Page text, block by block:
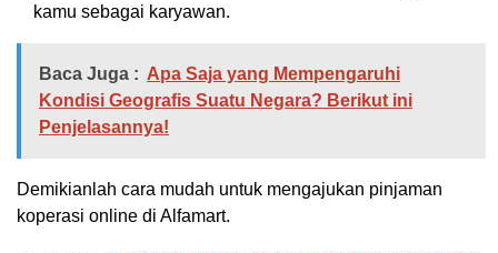
kamu sebagai karyawan.
Baca Juga : Apa Saja yang Mempengaruhi
Kondisi Geografis Suatu Negara? Berikut ini
Penjelasannya!
Demikianlah cara mudah untuk mengajukan pinjaman
koperasi online di Alfamart.